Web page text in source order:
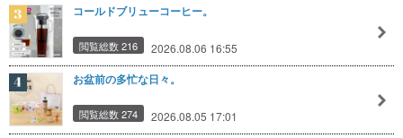
コールドブリューコーヒー。
閲覧総数 216 2026.08.06 16:55
お盆前の多忙な日々。
閲覧総数 274 2026.08.05 17:01